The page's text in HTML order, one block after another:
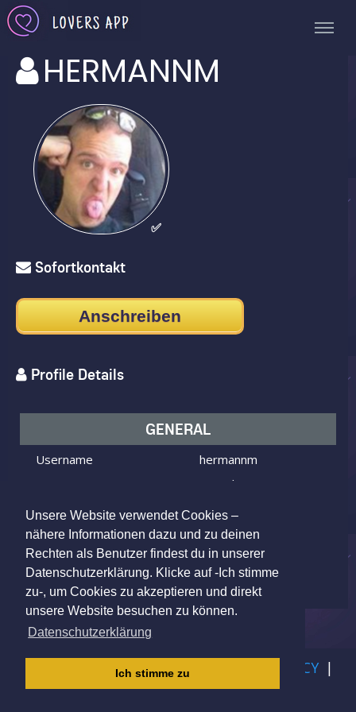
Unsere Website verwendet Cookies –
nähere Informationen dazu und zu deinen
Rechten als Benutzer findest du in unserer
Datenschutzerklärung. Klicke auf -Ich stimme
zu-, um Cookies zu akzeptieren und direkt
unsere Website besuchen zu können.
Datenschutzerklärung
Ich stimme zu
HERMANNM
✅
Sofortkontakt
Anschreiben
Profile Details
GENERAL
Username
hermannm
Male
Looking for
Female
Age
44 y.o.
Location
Essen, NW, Germany
TERMS OF USE PRIVACY POLICY |
CHILDREN PRIVACY